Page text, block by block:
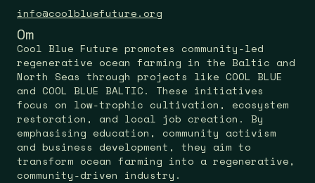
info@coolbluefuture.org
Om
Cool Blue Future promotes community-led
regenerative ocean farming in the Baltic and
North Seas through projects like COOL BLUE
and COOL BLUE BALTIC. These initiatives
focus on low-trophic cultivation, ecosystem
restoration, and local job creation. By
emphasising education, community activism
and business development, they aim to
transform ocean farming into a regenerative,
community-driven industry.